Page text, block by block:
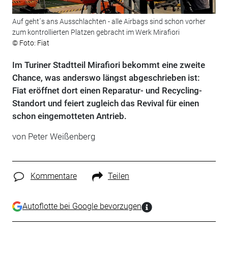
Auf geht´s ans Ausschlachten - alle Airbags sind schon vorher
zum kontrollierten Platzen gebracht im Werk Mirafiori
© Foto: Fiat
Im Turiner Stadtteil Mirafiori bekommt eine zweite
Chance, was anderswo längst abgeschrieben ist:
Fiat eröffnet dort einen Reparatur- und Recycling-
Standort und feiert zugleich das Revival für einen
schon eingemotteten Antrieb.
von Peter Weißenberg
Kommentare Teilen
Autoflotte bei Google bevorzugen